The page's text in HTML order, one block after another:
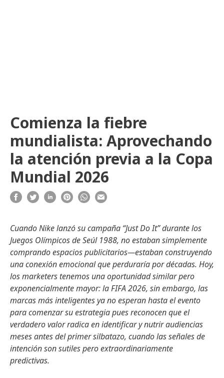
Comienza la fiebre
mundialista: Aprovechando
la atención previa a la Copa
Mundial 2026
Cuando Nike lanzó su campaña “Just Do It” durante los
Juegos Olímpicos de Seúl 1988, no estaban simplemente
comprando espacios publicitarios—estaban construyendo
una conexión emocional que perduraría por décadas. Hoy,
los marketers tenemos una oportunidad similar pero
exponencialmente mayor: la FIFA 2026, sin embargo, las
marcas más inteligentes ya no esperan hasta el evento
para comenzar su estrategia pues reconocen que el
verdadero valor radica en identificar y nutrir audiencias
meses antes del primer silbatazo, cuando las señales de
intención son sutiles pero extraordinariamente
predictivas.